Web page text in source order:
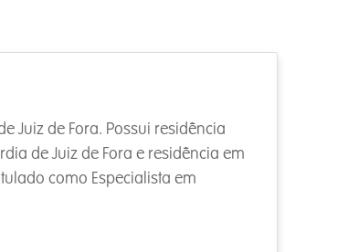
Juiz de Fora. Possui residência
de Juiz de Fora e residência em
como Especialista em